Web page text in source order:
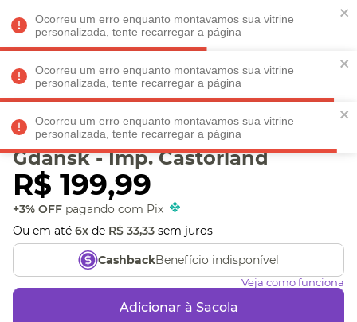
Ocorreu um erro enquanto montavamos sua vitrine
personalizada, tente recarregar a página
Ocorreu um erro enquanto montavamos sua vitrine
personalizada, tente recarregar a página
Ocorreu um erro enquanto montavamos sua vitrine
personalizada, tente recarregar a página
Faltam REGULAMENTO
Veja produtos perto de você! Informe seu CEP
Puzzle 1000 peças Old
Gdansk - Imp. Castorland
R$ 199,99
+3% OFF pagando com Pix
Ou em até 6x de R$ 33,33 sem juros
CashbackBenefício indisponível
Veja como funciona
Adicionar à Sacola